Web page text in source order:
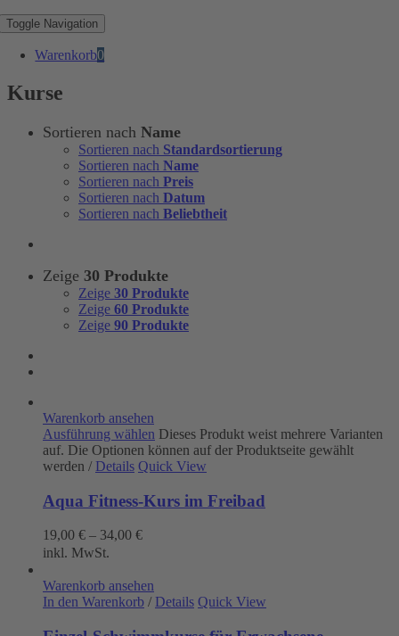
Toggle Navigation
Warenkorb0
Kurse
Sortieren nach Name
Sortieren nach Standardsortierung
Sortieren nach Name
Sortieren nach Preis
Sortieren nach Datum
Sortieren nach Beliebtheit
Zeige 30 Produkte
Zeige 30 Produkte
Zeige 60 Produkte
Zeige 90 Produkte
Warenkorb ansehen
Ausführung wählen Dieses Produkt weist mehrere Varianten
auf. Die Optionen können auf der Produktseite gewählt
werden / Details Quick View
Aqua Fitness-Kurs im Freibad
19,00 € – 34,00 €
inkl. MwSt.
Warenkorb ansehen
In den Warenkorb / Details Quick View